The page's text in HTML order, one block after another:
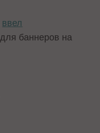
ввел
для баннеров на